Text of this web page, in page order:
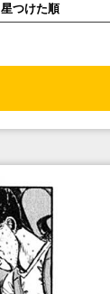
星つけた順